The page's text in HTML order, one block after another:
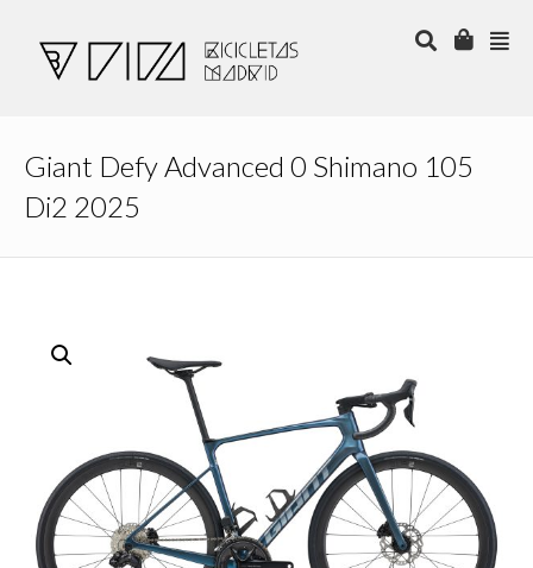
Giant Defy Advanced 0 Shimano 105
Di2 2025